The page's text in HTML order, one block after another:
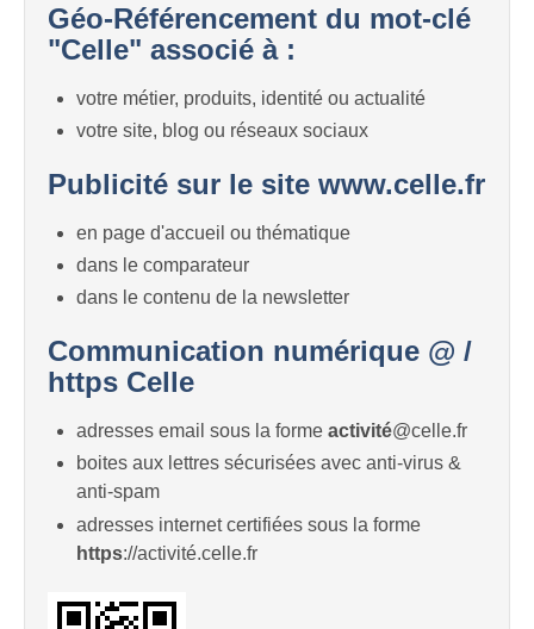
Géo-Référencement du mot-clé
"Celle" associé à :
votre métier, produits, identité ou actualité
votre site, blog ou réseaux sociaux
Publicité sur le site www.celle.fr
en page d'accueil ou thématique
dans le comparateur
dans le contenu de la newsletter
Communication numérique @ /
https Celle
adresses email sous la forme activité@celle.fr
boites aux lettres sécurisées avec anti-virus &
anti-spam
adresses internet certifiées sous la forme
https://activité.celle.fr